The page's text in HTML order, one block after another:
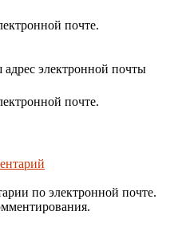
почте.
электронной почты
почте.
по электронной почте.